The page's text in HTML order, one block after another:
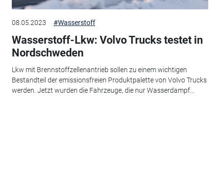
08.05.2023 #Wasserstoff
Wasserstoff-Lkw: Volvo Trucks testet in
Nordschweden
Lkw mit Brennstoffzellenantrieb sollen zu einem wichtigen
Bestandteil der emissionsfreien Produktpalette von Volvo Trucks
werden. Jetzt wurden die Fahrzeuge, die nur Wasserdampf...